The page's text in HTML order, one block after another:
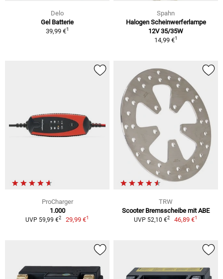
Delo
Gel Batterie
39,99 €1
Spahn
Halogen Scheinwerferlampe
12V 35/35W
14,99 €1
ProCharger
1.000
UVP 59,99 €2 29,99 €1
TRW
Scooter Bremsscheibe mit ABE
UVP 52,10 €2 46,89 €1